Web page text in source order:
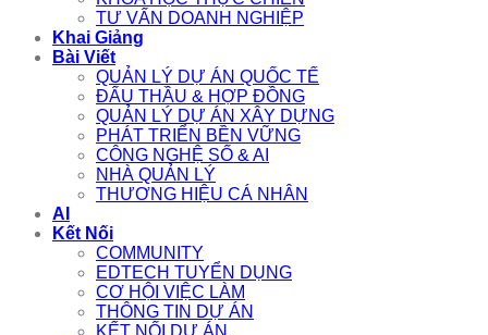
TƯ VẤN DOANH NGHIỆP
Khai Giảng
Bài Viết
QUẢN LÝ DỰ ÁN QUỐC TẾ
ĐẤU THẦU & HỢP ĐỒNG
QUẢN LÝ DỰ ÁN XÂY DỰNG
PHÁT TRIỂN BỀN VỮNG
CÔNG NGHỆ SỐ & AI
NHÀ QUẢN LÝ
THƯƠNG HIỆU CÁ NHÂN
AI
Kết Nối
COMMUNITY
EDTECH TUYỂN DỤNG
CƠ HỘI VIỆC LÀM
THÔNG TIN DỰ ÁN
KẾT NỐI DỰ ÁN